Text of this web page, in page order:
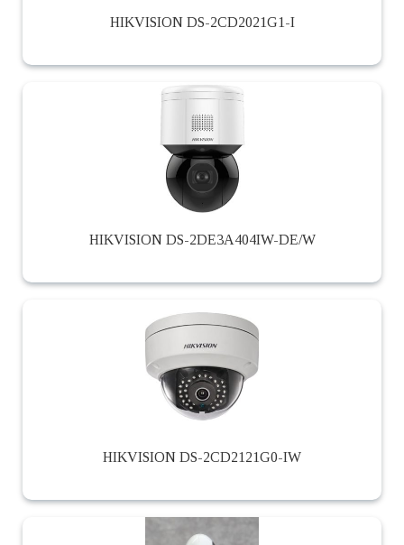
HIKVISION DS-2CD2021G1-I
HIKVISION DS-2DE3A404IW-DE/W
HIKVISION DS-2CD2121G0-IW